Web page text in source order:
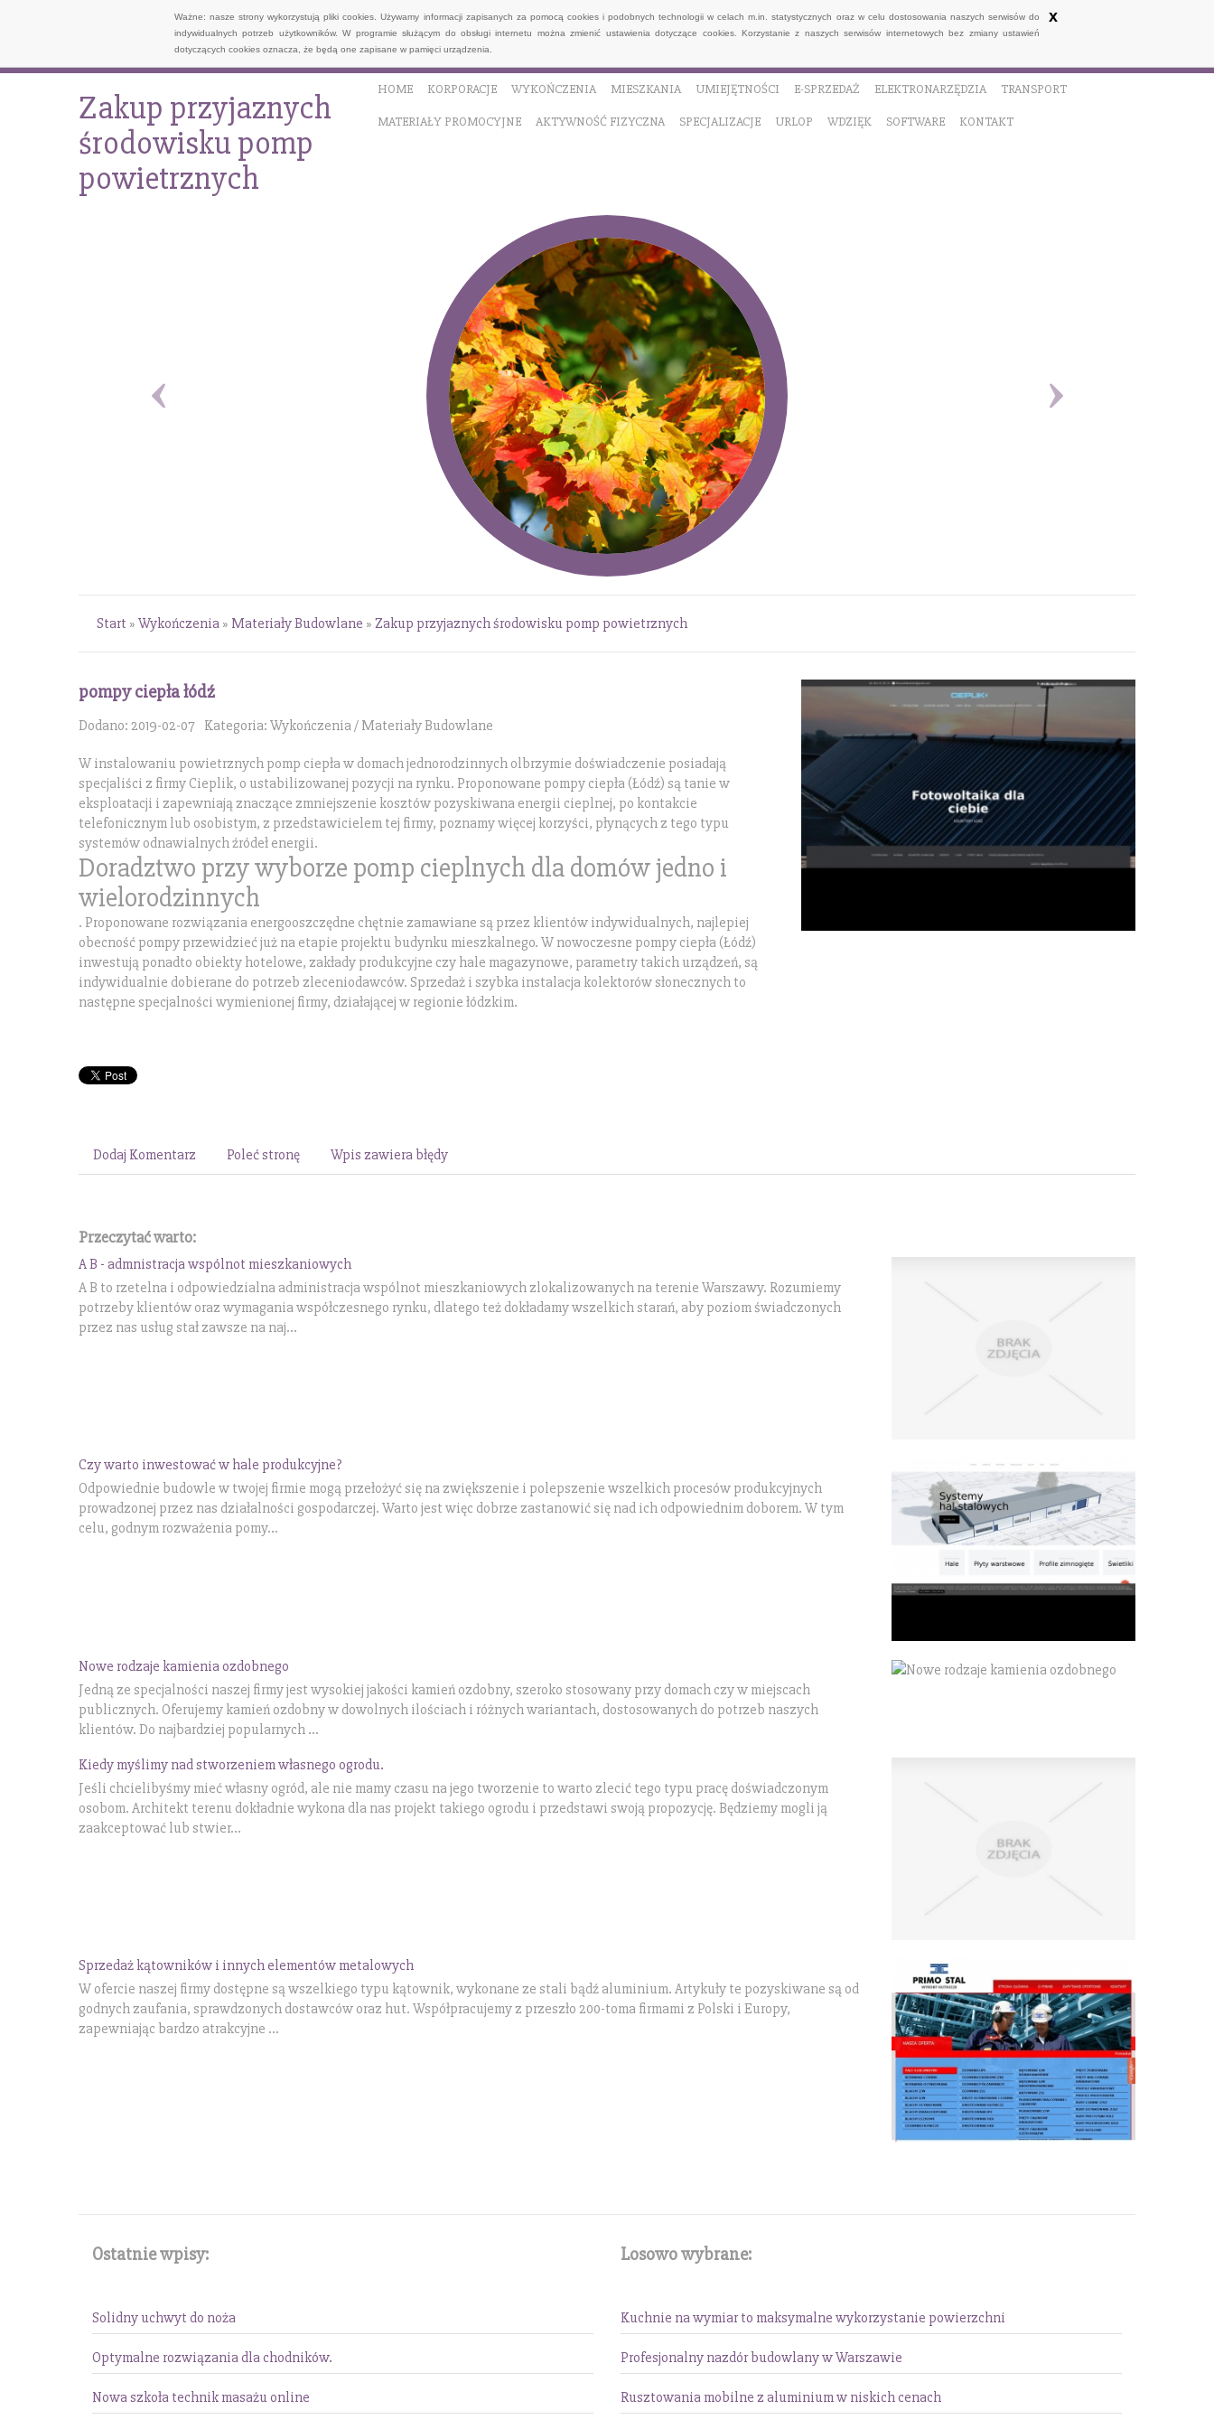
Ważne: nasze strony wykorzystują pliki cookies. Używamy informacji zapisanych za pomocą cookies i podobnych technologii w celach m.in. statystycznych oraz w celu dostosowania naszych serwisów do
indywidualnych potrzeb użytkowników. W programie służącym do obsługi internetu można zmienić ustawienia dotyczące cookies. Korzystanie z naszych serwisów internetowych bez zmiany ustawień
dotyczących cookies oznacza, że będą one zapisane w pamięci urządzenia.
x
HOME KORPORACJE WYKOŃCZENIA MIESZKANIA UMIEJĘTNOŚCI E-SPRZEDAŻ ELEKTRONARZĘDZIA TRANSPORT
MATERIAŁY PROMOCYJNE AKTYWNOŚĆ FIZYCZNA SPECJALIZACJE URLOP WDZIĘK SOFTWARE KONTAKT
Zakup przyjaznych
środowisku pomp
powietrznych
Start » Wykończenia » Materiały Budowlane » Zakup przyjaznych środowisku pomp powietrznych
pompy ciepła łódź
Dodano: 2019-02-07 Kategoria: Wykończenia / Materiały Budowlane
W instalowaniu powietrznych pomp ciepła w domach jednorodzinnych olbrzymie doświadczenie posiadają
specjaliści z firmy Cieplik, o ustabilizowanej pozycji na rynku. Proponowane pompy ciepła (Łódź) są tanie w
eksploatacji i zapewniają znaczące zmniejszenie kosztów pozyskiwana energii cieplnej, po kontakcie
telefonicznym lub osobistym, z przedstawicielem tej firmy, poznamy więcej korzyści, płynących z tego typu
systemów odnawialnych źródeł energii.
Doradztwo przy wyborze pomp cieplnych dla domów jedno i
wielorodzinnych
. Proponowane rozwiązania energooszczędne chętnie zamawiane są przez klientów indywidualnych, najlepiej
obecność pompy przewidzieć już na etapie projektu budynku mieszkalnego. W nowoczesne pompy ciepła (Łódź)
inwestują ponadto obiekty hotelowe, zakłady produkcyjne czy hale magazynowe, parametry takich urządzeń, są
indywidualnie dobierane do potrzeb zleceniodawców. Sprzedaż i szybka instalacja kolektorów słonecznych to
następne specjalności wymienionej firmy, działającej w regionie łódzkim.
Dodaj Komentarz Poleć stronę Wpis zawiera błędy
Przeczytać warto:
A B - admnistracja wspólnot mieszkaniowych
A B to rzetelna i odpowiedzialna administracja wspólnot mieszkaniowych zlokalizowanych na terenie Warszawy. Rozumiemy
potrzeby klientów oraz wymagania współczesnego rynku, dlatego też dokładamy wszelkich starań, aby poziom świadczonych
przez nas usług stał zawsze na naj...
Czy warto inwestować w hale produkcyjne?
Odpowiednie budowle w twojej firmie mogą przełożyć się na zwiększenie i polepszenie wszelkich procesów produkcyjnych
prowadzonej przez nas działalności gospodarczej. Warto jest więc dobrze zastanowić się nad ich odpowiednim doborem. W tym
celu, godnym rozważenia pomy...
Nowe rodzaje kamienia ozdobnego
Jedną ze specjalności naszej firmy jest wysokiej jakości kamień ozdobny, szeroko stosowany przy domach czy w miejscach
publicznych. Oferujemy kamień ozdobny w dowolnych ilościach i różnych wariantach, dostosowanych do potrzeb naszych
klientów. Do najbardziej popularnych ...
Kiedy myślimy nad stworzeniem własnego ogrodu.
Jeśli chcielibyśmy mieć własny ogród, ale nie mamy czasu na jego tworzenie to warto zlecić tego typu pracę doświadczonym
osobom. Architekt terenu dokładnie wykona dla nas projekt takiego ogrodu i przedstawi swoją propozycję. Będziemy mogli ją
zaakceptować lub stwier...
Sprzedaż kątowników i innych elementów metalowych
W ofercie naszej firmy dostępne są wszelkiego typu kątownik, wykonane ze stali bądź aluminium. Artykuły te pozyskiwane są od
godnych zaufania, sprawdzonych dostawców oraz hut. Współpracujemy z przeszło 200-toma firmami z Polski i Europy,
zapewniając bardzo atrakcyjne ...
Ostatnie wpisy:
Solidny uchwyt do noża
Optymalne rozwiązania dla chodników.
Nowa szkoła technik masażu online
Losowo wybrane:
Kuchnie na wymiar to maksymalne wykorzystanie powierzchni
Profesjonalny nazdór budowlany w Warszawie
Rusztowania mobilne z aluminium w niskich cenach